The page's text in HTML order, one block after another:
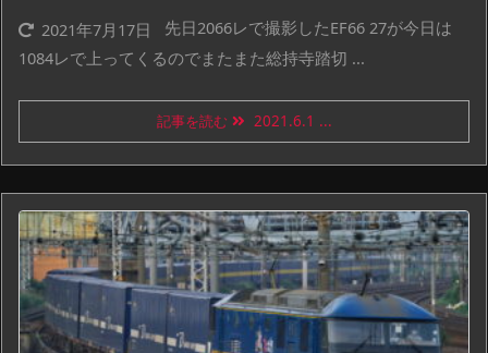
2021年7月17日
先日2066レで撮影したEF66 27が今日は
1084レで上ってくるのでまたまた総持寺踏切 ...
記事を読む 2021.6.1 ...